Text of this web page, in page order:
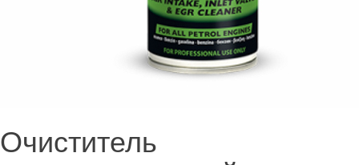
Очиститель